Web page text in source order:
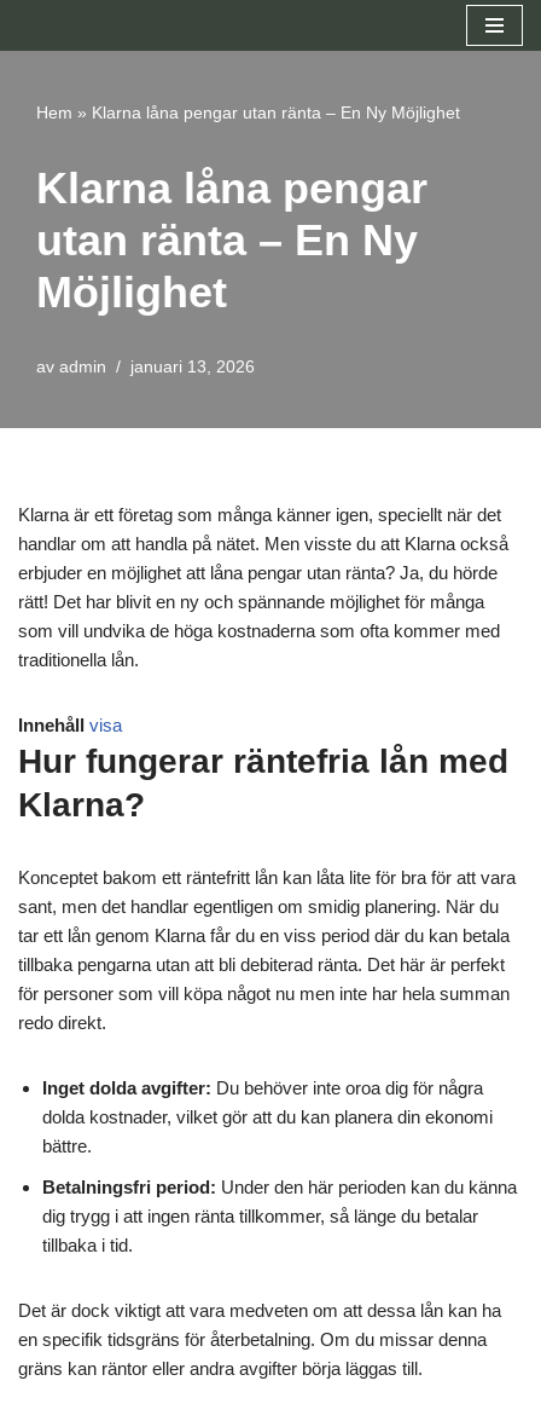
innehåll
Hem » Klarna låna pengar utan ränta – En Ny Möjlighet
Klarna låna pengar
utan ränta – En Ny
Möjlighet
av admin januari 13, 2026
Klarna är ett företag som många känner igen, speciellt när det
handlar om att handla på nätet. Men visste du att Klarna också
erbjuder en möjlighet att låna pengar utan ränta? Ja, du hörde
rätt! Det har blivit en ny och spännande möjlighet för många
som vill undvika de höga kostnaderna som ofta kommer med
traditionella lån.
Innehåll visa
Hur fungerar räntefria lån med
Klarna?
Konceptet bakom ett räntefritt lån kan låta lite för bra för att vara
sant, men det handlar egentligen om smidig planering. När du
tar ett lån genom Klarna får du en viss period där du kan betala
tillbaka pengarna utan att bli debiterad ränta. Det här är perfekt
för personer som vill köpa något nu men inte har hela summan
redo direkt.
Inget dolda avgifter: Du behöver inte oroa dig för några
dolda kostnader, vilket gör att du kan planera din ekonomi
bättre.
Betalningsfri period: Under den här perioden kan du känna
dig trygg i att ingen ränta tillkommer, så länge du betalar
tillbaka i tid.
Det är dock viktigt att vara medveten om att dessa lån kan ha
en specifik tidsgräns för återbetalning. Om du missar denna
gräns kan räntor eller andra avgifter börja läggas till.